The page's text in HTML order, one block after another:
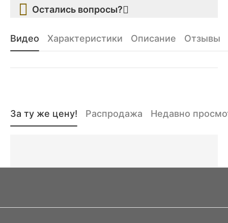
Остались вопросы?
Видео Характеристики Описание Отзывы
За ту же цену! Распродажа Недавно